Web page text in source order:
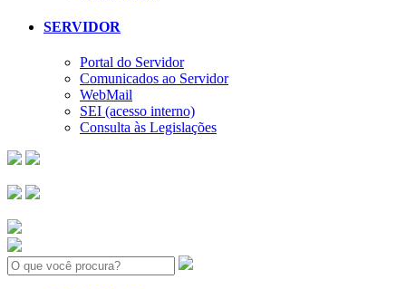
SERVIDOR
Portal do Servidor
Comunicados ao Servidor
WebMail
SEI (acesso interno)
Consulta às Legislações
Search: